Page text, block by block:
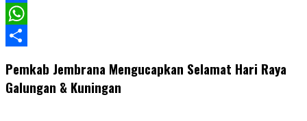
Facebook
WhatsApp
Pemkab Jembrana Mengucapkan Selamat Hari Raya
Galungan & Kuningan